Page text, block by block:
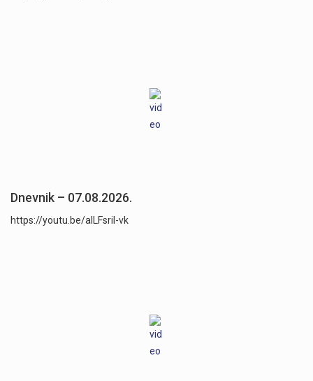
Dnevnik – 07.08.2026.
https://youtu.be/aILFsriI-vk